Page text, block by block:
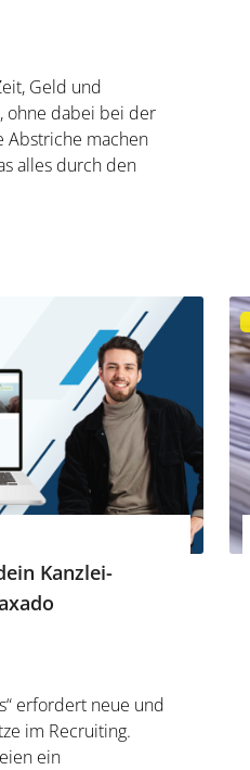
Geld und
ohne dabei bei der
Abstriche machen
alles durch den
Kanzlei-
erfordert neue und
im Recruiting.
ein